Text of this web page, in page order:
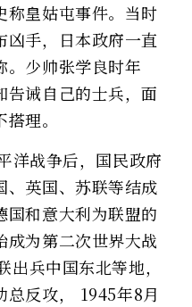
称皇姑屯事件。当时
凶手，日本政府一直
少帅张学良时年
告诫自己的士兵，面
理。
洋战争后，国民政府
、英国、苏联等结成
国和意大利为联盟的
成为第二次世界大战
兵中国东北等地，
总反攻， 1945年8月